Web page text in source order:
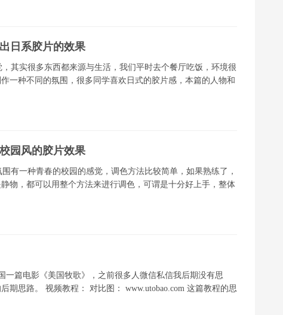
日系胶片的效果
其实很多东西都来源与生活，我们平时去个餐厅吃饭，环境很
一种不同的氛围，很多同学喜欢日式的胶片感，本篇的人物和
园风的胶片效果
有一种青春的校园的感觉，调色方法比较简单，如果熟练了，
物，都可以用整个方法来进行调色，可谓是十分好上手，整体
一篇电影《美国牧歌》，之前很多人微信私信我后期没有思
期思路。 视频教程： 对比图： www.utobao.com 这篇教程的思